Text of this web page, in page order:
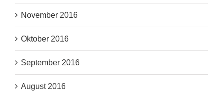
November 2016
Oktober 2016
September 2016
August 2016